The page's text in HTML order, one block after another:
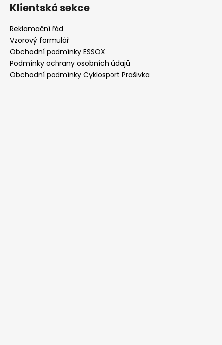
Klientská sekce
Reklamační řád
Vzorový formulář
Obchodní podmínky ESSOX
Podmínky ochrany osobních údajů
Obchodní podmínky Cyklosport Prašivka